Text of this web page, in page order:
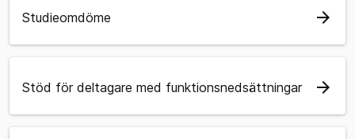
Studieomdöme arrow_forward
Stöd för deltagare med funktionsnedsättningar arrow_forward